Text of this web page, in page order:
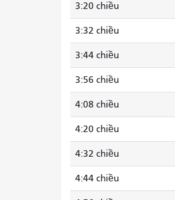
3:20 chiều
3:32 chiều
3:44 chiều
3:56 chiều
4:08 chiều
4:20 chiều
4:32 chiều
4:44 chiều